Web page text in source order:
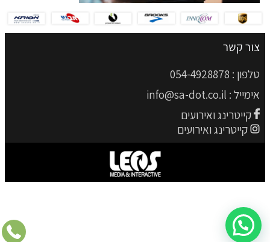
צור קשר
טלפון : 054-4928878
אימייל : info@sa-dot.co.il
קייטרינג ואירועים
קייטרינג ואירועים